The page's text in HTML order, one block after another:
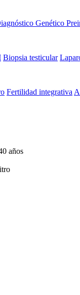
Genético
Biopsia testicular
Fertilidad integrativa
años